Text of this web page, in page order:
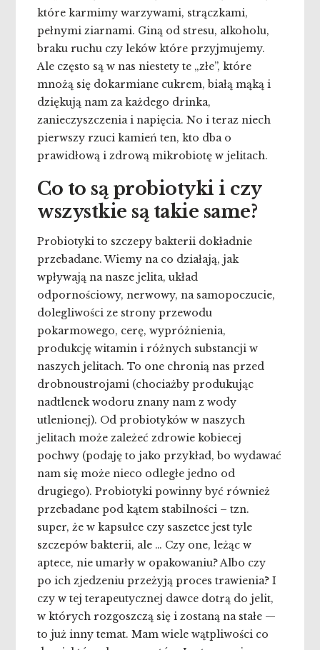
które karmimy warzywami, strączkami,
pełnymi ziarnami. Giną od stresu, alkoholu,
braku ruchu czy leków które przyjmujemy.
Ale często są w nas niestety te „złe”, które
mnożą się dokarmiane cukrem, białą mąką i
dziękują nam za każdego drinka,
zanieczyszczenia i napięcia. No i teraz niech
pierwszy rzuci kamień ten, kto dba o
prawidłową i zdrową mikrobiotę w jelitach.
Co to są probiotyki i czy
wszystkie są takie same?
Probiotyki to szczepy bakterii dokładnie
przebadane. Wiemy na co działają, jak
wpływają na nasze jelita, układ
odpornościowy, nerwowy, na samopoczucie,
dolegliwości ze strony przewodu
pokarmowego, cerę, wypróżnienia,
produkcję witamin i różnych substancji w
naszych jelitach. To one chronią nas przed
drobnoustrojami (chociażby produkując
nadtlenek wodoru znany nam z wody
utlenionej). Od probiotyków w naszych
jelitach może zależeć zdrowie kobiecej
pochwy (podaję to jako przykład, bo wydawać
nam się może nieco odległe jedno od
drugiego). Probiotyki powinny być również
przebadane pod kątem stabilności – tzn.
super, że w kapsułce czy saszetce jest tyle
szczepów bakterii, ale … Czy one, leżąc w
aptece, nie umarły w opakowaniu? Albo czy
po ich zjedzeniu przeżyją proces trawienia? I
czy w tej terapeutycznej dawce dotrą do jelit,
w których rozgoszczą się i zostaną na stałe —
to już inny temat. Mam wiele wątpliwości co